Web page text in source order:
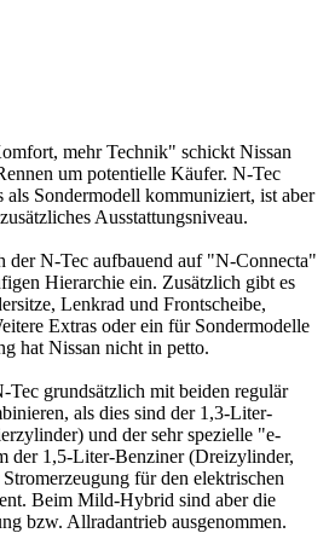
mehr Technik" schickt Nissan
um potentielle Käufer. N-Tec
als Sondermodell kommuniziert, ist aber
Ausstattungsniveau.
der N-Tec aufbauend auf "N-Connecta"
Hierarchie ein. Zusätzlich gibt es
Lenkrad und Frontscheibe,
Extras oder ein für Sondermodelle
hat Nissan nicht in petto.
Tec grundsätzlich mit beiden regulär
als dies sind der 1,3-Liter-
und der sehr spezielle "e-
der 1,5-Liter-Benziner (Dreizylinder,
für den elektrischen
Beim Mild-Hybrid sind aber die
bzw. Allradantrieb ausgenommen.